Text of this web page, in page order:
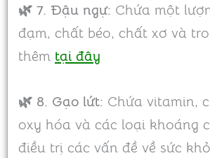
🌿 7. Đậu ngự: Chứa một
đạm, chất béo, chất xơ và
thêm tại đây
🌿 8. Gạo lứt: Chứa vitamin,
oxy hóa và các loại khoáng
điều trị các vấn đề về sức